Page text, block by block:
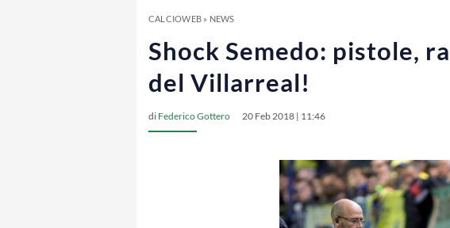
CALCIOWEB» NEWS
Shock Semedo: pistole,
del Villarreal!
di Federico Gottero 20 Feb 2018 | 11:46